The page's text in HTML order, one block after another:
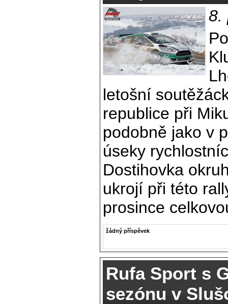
8.
letošní
republice při
podobně jako v
úseky
Dostihovka
ukrojí při této
prosince
žádný příspěvek
Rufa Sport s
sezónu v